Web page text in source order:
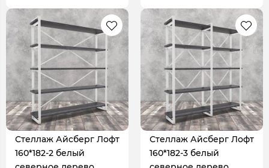
Стеллаж Айсберг Лофт
160*182-2 белый
Стеллаж Айсберг Лофт
160*182-3 белый